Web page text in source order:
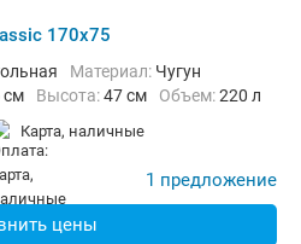
170x75
Материал: Чугун
см Высота:47 см Объем:220 л
карта, наличные
1 предложение
цены